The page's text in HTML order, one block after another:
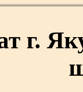
г.